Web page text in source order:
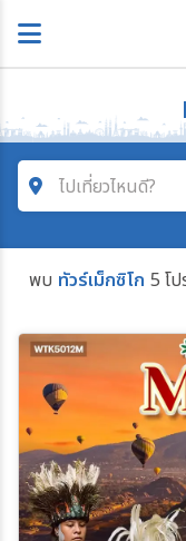
ไปเที่ยวไหนดี?
ค้
โซน
ประเทศ
พบ ทัวร์เม็กซิโก 5 โ